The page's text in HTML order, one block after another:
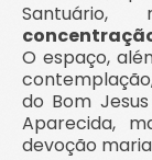
O espaço,
do Bom
Aparecida,
devoção